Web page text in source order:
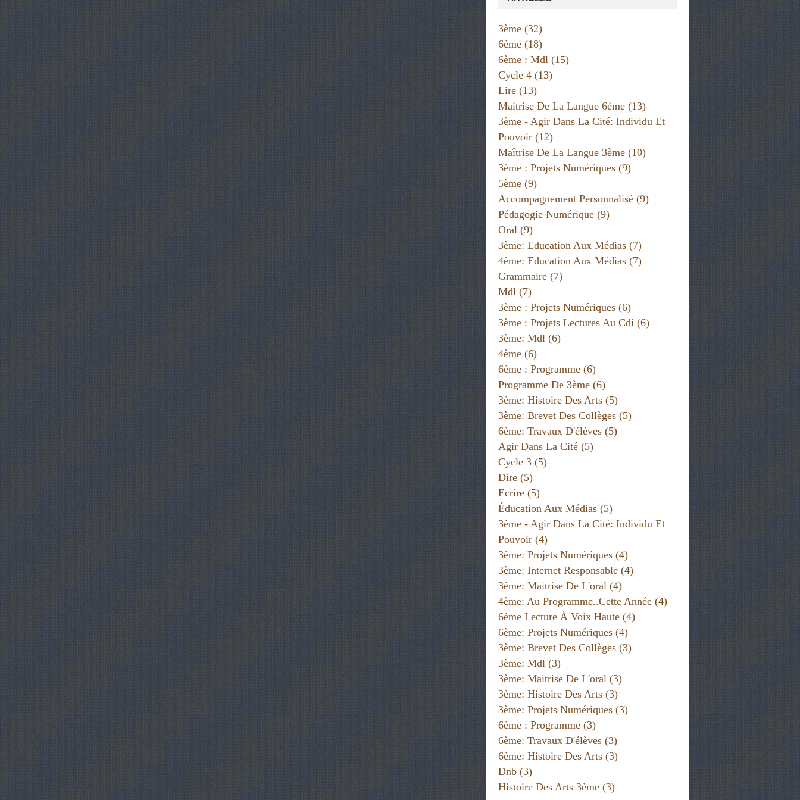
3ème (32)
6ème (18)
6ème : Mdl (15)
Cycle 4 (13)
Lire (13)
Maitrise De La Langue 6ème (13)
3ème - Agir Dans La Cité: Individu Et
Pouvoir (12)
Maîtrise De La Langue 3ème (10)
3ème : Projets Numériques (9)
5ème (9)
Accompagnement Personnalisé (9)
Pédagogie Numérique (9)
Oral (9)
3ème: Education Aux Médias (7)
4ème: Education Aux Médias (7)
Grammaire (7)
Mdl (7)
3ème : Projets Numériques (6)
3ème : Projets Lectures Au Cdi (6)
3ème: Mdl (6)
4ème (6)
6ème : Programme (6)
Programme De 3ème (6)
3ème: Histoire Des Arts (5)
3ème: Brevet Des Collèges (5)
6ème: Travaux D'élèves (5)
Agir Dans La Cité (5)
Cycle 3 (5)
Dire (5)
Ecrire (5)
Éducation Aux Médias (5)
3ème - Agir Dans La Cité: Individu Et
Pouvoir (4)
3ème: Projets Numériques (4)
3ème: Internet Responsable (4)
3ème: Maitrise De L'oral (4)
4ème: Au Programme..cette Année (4)
6ème Lecture À Voix Haute (4)
6ème: Projets Numériques (4)
3ème: Brevet Des Collèges (3)
3ème: Mdl (3)
3ème: Maitrise De L'oral (3)
3ème: Histoire Des Arts (3)
3ème: Projets Numériques (3)
6ème : Programme (3)
6ème: Travaux D'élèves (3)
6ème: Histoire Des Arts (3)
Dnb (3)
Histoire Des Arts 3ème (3)